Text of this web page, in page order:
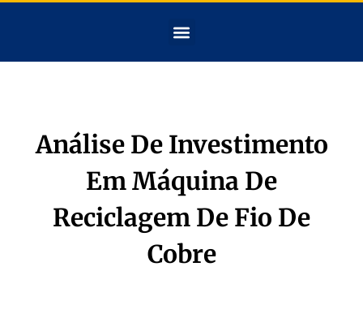
Análise De Investimento
Em Máquina De
Reciclagem De Fio De
Cobre